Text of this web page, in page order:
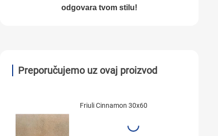
odgovara tvom stilu!
Preporučujemo uz ovaj proizvod
Friuli Cinnamon 30x60